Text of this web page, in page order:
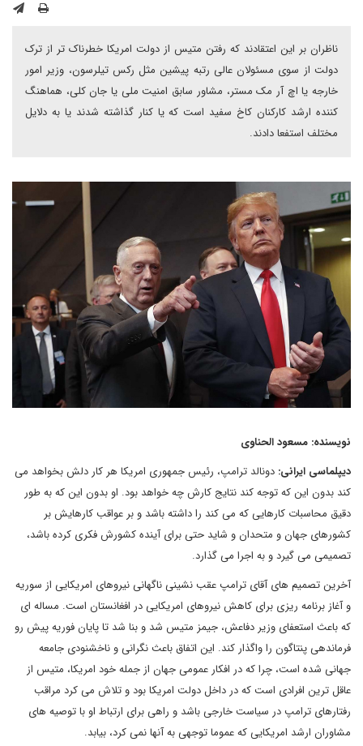
ناظران بر این اعتقادند که رفتن متیس از دولت امریکا خطرناک تر از ترک
دولت از سوی مسئولان عالی رتبه پیشین مثل رکس تیلرسون، وزیر امور
خارجه یا اچ آر مک مستر، مشاور سابق امنیت ملی یا جان کلی، هماهنگ
کننده ارشد کارکنان کاخ سفید است که یا کنار گذاشته شدند یا به دلایل
مختلف استفعا دادند.
نویسنده: مسعود الحناوی
دیپلماسی ایرانی: دونالد ترامپ، رئیس جمهوری امریکا هر کار دلش بخواهد می
کند بدون این که توجه کند نتایج کارش چه خواهد بود. او بدون این که به طور
دقیق محاسبات کارهایی که می کند را داشته باشد و بر عواقب کارهایش بر
کشورهای جهان و متحدان و شاید حتی برای آینده کشورش فکری کرده باشد،
تصمیمی می گیرد و به اجرا می گذارد.
آخرین تصمیم های آقای ترامپ عقب نشینی ناگهانی نیروهای امریکایی از سوریه
و آغاز برنامه ریزی برای کاهش نیروهای امریکایی در افغانستان است. مساله ای
که باعث استعفای وزیر دفاعش، جیمز متیس شد و بنا شد تا پایان فوریه پیش رو
فرماندهی پنتاگون را واگذار کند. این اتفاق باعث نگرانی و ناخشنودی جامعه
جهانی شده است، چرا که در افکار عمومی جهان از جمله خود امریکا، متیس از
عاقل ترین افرادی است که در داخل دولت امریکا بود و تلاش می کرد مراقب
رفتارهای ترامپ در سیاست خارجی باشد و راهی برای ارتباط او با توصیه های
مشاوران ارشد امریکایی که عموما توجهی به آنها نمی کرد، بیابد.